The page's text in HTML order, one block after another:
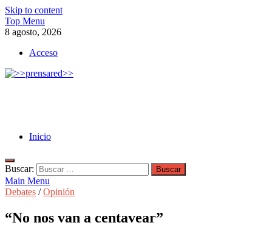
Skip to content
Top Menu
8 agosto, 2026
Acceso
Inicio
Buscar:
Main Menu
Debates /Opinión
“No nos van a centavear”